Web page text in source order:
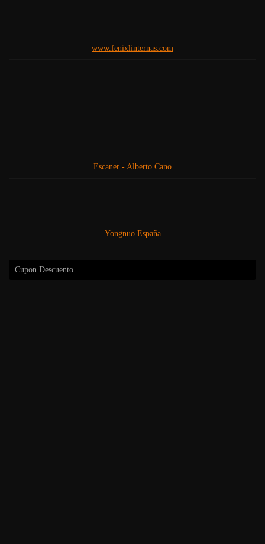
www.fenixlinternas.com
Escaner - Alberto Cano
Yongnuo España
Cupon Descuento